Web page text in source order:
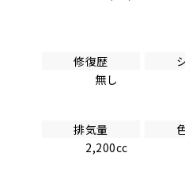
修復歴
無し
排気量
2,200cc